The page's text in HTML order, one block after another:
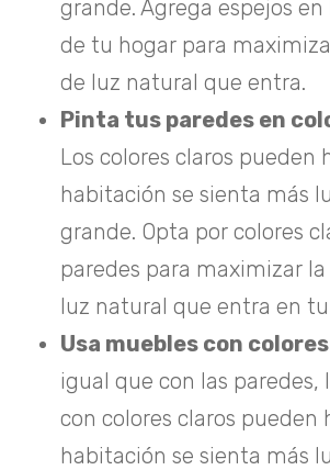
grande. Agrega espejos en
de tu hogar para
de luz natural que entra.
Pinta tus paredes en
Los colores claros pueden
habitación se sienta más
grande. Opta por colores
paredes para maximizar
luz natural que entra en
Usa muebles con
igual que con las paredes,
con colores claros pueden
habitación se sienta más